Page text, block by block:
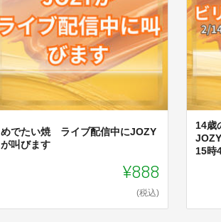
めでたい焼 ライブ配信中にJOZY
が叫びます
¥888
(税込)
14歳
15時